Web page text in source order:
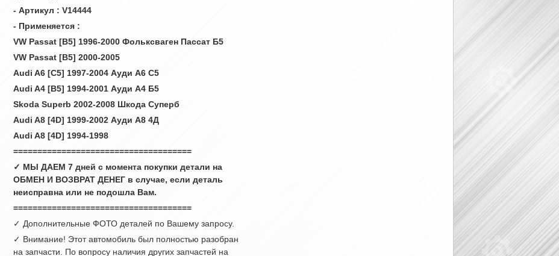
- Артикул : V14444
- Применяется :
VW Passat [B5] 1996-2000 Фольксваген Пассат Б5
VW Passat [B5] 2000-2005
Audi A6 [C5] 1997-2004 Ауди А6 С5
Audi A4 [B5] 1994-2001 Ауди А4 Б5
Skoda Superb 2002-2008 Шкода Суперб
Audi A8 [4D] 1999-2002 Ауди А8 4Д
Audi A8 [4D] 1994-1998
=====================================
✓ МЫ ДАЕМ 7 дней с момента покупки детали на
ОБМЕН И ВОЗВРАТ ДЕНЕГ в случае, если деталь
неисправна или не подошла Вам.
=====================================
✓ Дополнительные ФОТО деталей по Вашему запросу.
✓ Внимание! Этот автомобиль был полностью разобран
на запчасти. По вопросу наличия других запчастей на